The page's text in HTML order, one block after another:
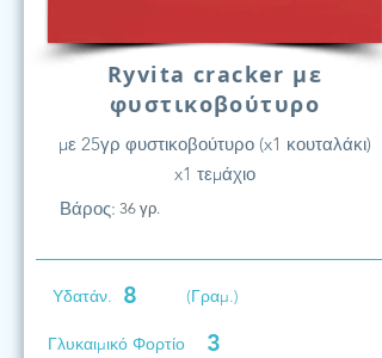
Ryvita cracker με
φυστικοβούτυρο
με 25γρ φυστικοβούτυρο (x1 κουταλάκι)
x1 τεμάχιο
Βάρος: 36 γρ.
Υδατάν. 8 (Γραμ.)
Γλυκαιμικό Φορτίο 3